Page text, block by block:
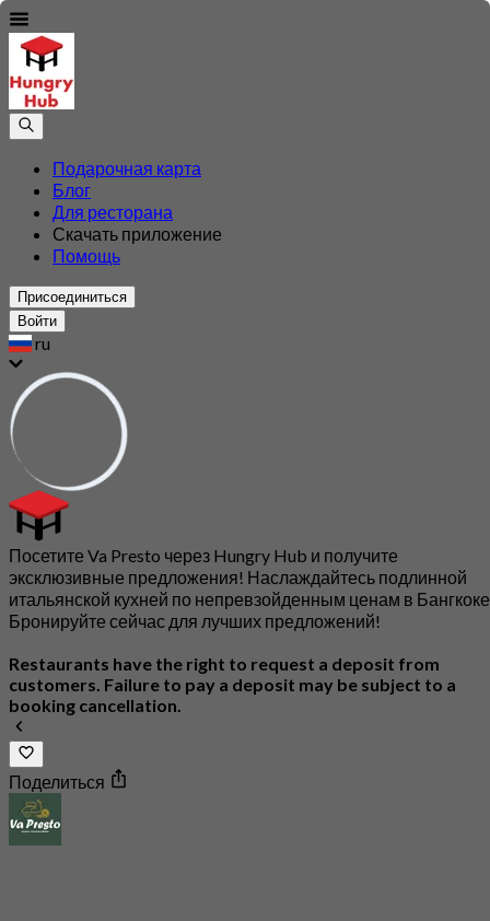
Подарочная карта
Блог
Для ресторана
Скачать приложение
Помощь
Присоединиться
Войти
ru
Посетите Va Presto через Hungry Hub и получите
эксклюзивные предложения! Наслаждайтесь подлинной
итальянской кухней по непревзойденным ценам в
Бронируйте сейчас для лучших предложений!
Restaurants have the right to request a deposit from
customers. Failure to pay a deposit may be subject to a
booking cancellation.
Поделиться